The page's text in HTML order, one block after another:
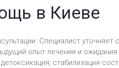
в Киеве
Специалист уточняет
опыт лечения и
стабилизация